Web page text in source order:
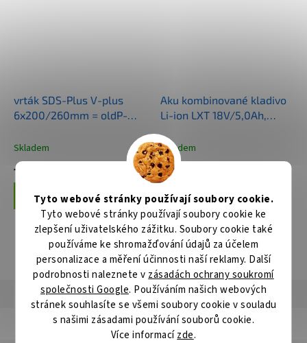
Tyto webové stránky používají soubory cookie.
Tyto webové stránky používají soubory cookie ke
zlepšení uživatelského zážitku. Soubory cookie také
používáme ke shromažďování údajů za účelem
personalizace a měření účinnosti naší reklamy. Další
podrobnosti naleznete v zásadách ochrany soukromí
společnosti Google. Používáním našich webových
stránek souhlasíte se všemi soubory cookie v souladu
s našimi zásadami používání souborů cookie.
Více informacízde.
vrták SDS-Plus V-plus
6x200/260mm = oldP-
Skladem
126 Kč
Do košíku
Aku kombinované kladivo
Li-ion LXT 18V/5,0Ah,
Skladem
11 165 Kč
Do košíku
ZOBRAZIT VŠECHNY SOUVISEJÍCÍ PRODUKTY
Popis Hodnocení Diskuze
Detailní popis produktu